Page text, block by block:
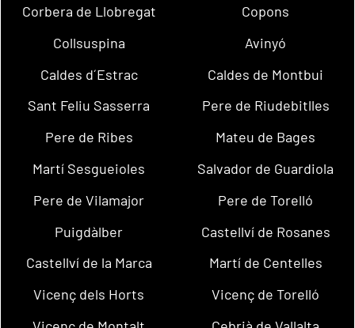
Corbera de Llobregat
Copons
Collsuspina
Avinyó
Caldes d´Estrac
Caldes de Montbui
Sant Feliu Sasserra
Pere de Riudebitlles
Pere de Ribes
Mateu de Bages
Martí Sesgueioles
Salvador de Guardiola
Pere de Vilamajor
Pere de Torelló
Puigdàlber
Castellví de Rosanes
Castellví de la Marca
Martí de Centelles
Vicenç dels Horts
Vicenç de Torelló